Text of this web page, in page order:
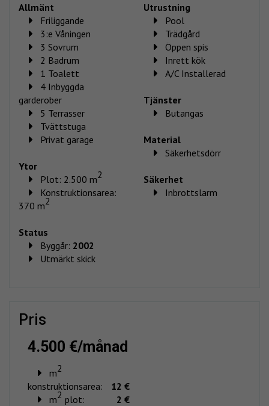
Allmänt
Friliggande
3:e Våningen
3 Sovrum
2 Badrum
1 Toalett
4 Inbyggda
garderober
5 Terrasser
Tvättstuga
Privat garage
Ytor
Plot: 2.500 m2
Konstruktionsarea:
370 m2
Status
Byggår: 2002
Utmärkt skick
Utrustning
Pool
Trädgård
Öppen spis
Inrett kök
A/C Installerad
Tjänster
Butangas
Material
Säkerhetsdörr
Säkerhet
Inbrottslarm
pris
4.500 €/månad
m2
konstruktionsarea:
12 €
m2 plot: 2 €